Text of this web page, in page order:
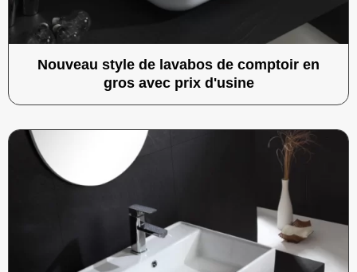
Nouveau style de lavabos de comptoir en
gros avec prix d'usine